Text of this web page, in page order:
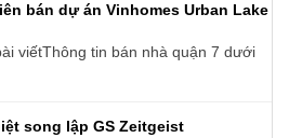
bán dự án Vinhomes Urban Lake
viếtThông tin bán nhà quận 7 dưới
song lập GS Zeitgeist